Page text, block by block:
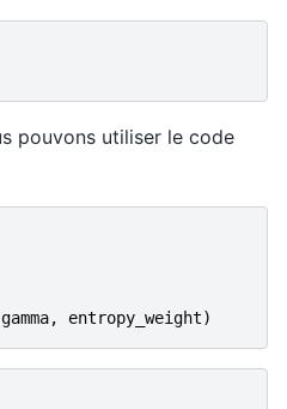
pouvons utiliser le code
gamma, entropy_weight)